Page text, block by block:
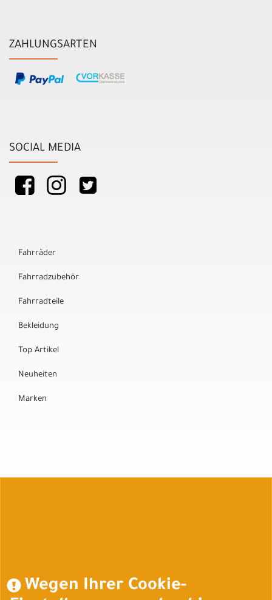
ZAHLUNGSARTEN
SOCIAL MEDIA
Fahrräder
Fahrradzubehör
Fahrradteile
Bekleidung
Top Artikel
Neuheiten
Marken
Wegen Ihrer Cookie-